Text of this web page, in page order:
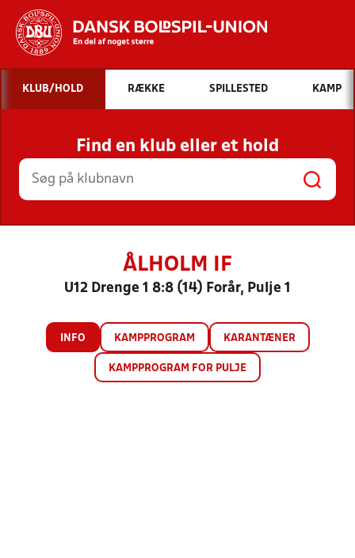
Hvad vil du søge efter?
INDHOLD OG NYHEDER
STILLINGER, RESULTATER, KLUBBER OG
HOLD
KLUB/HOLD RÆKKE SPILLESTED KAMP
Find en klub eller et hold
ÅLHOLM IF
U12 Drenge 1 8:8 (14) Forår, Pulje 1
INFO KAMPPROGRAM KARANTÆNER
KAMPPROGRAM FOR PULJE